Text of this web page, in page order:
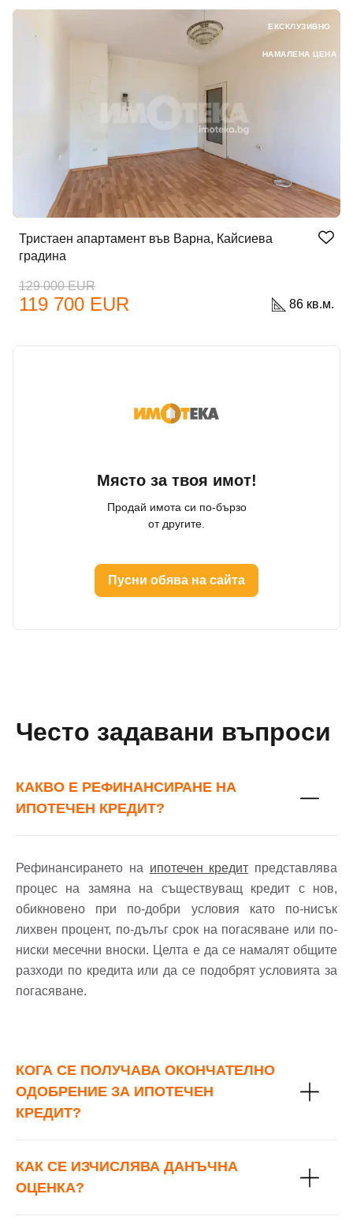
Тристаен апартамент във Варна, Кайсиева
градина
129 000 EUR
119 700 EUR 86 кв.м.
ЕКСКЛУЗИВНО
НАМАЛЕНА ЦЕНА
Място за твоя имот!
Продай имота си по-бързо
от другите.
Пусни обява на сайта
Често задавани въпроси
КАКВО Е РЕФИНАНСИРАНЕ НА
ИПОТЕЧЕН КРЕДИТ?
Рефинансирането на ипотечен кредит представлява
процес на замяна на съществуващ кредит с нов,
обикновено при по-добри условия като по-нисък
лихвен процент, по-дълъг срок на погасяване или по-
ниски месечни вноски. Целта е да се намалят общите
разходи по кредита или да се подобрят условията за
погасяване.
КОГА СЕ ПОЛУЧАВА ОКОНЧАТЕЛНО
ОДОБРЕНИЕ ЗА ИПОТЕЧЕН
КРЕДИТ?
КАК СЕ ИЗЧИСЛЯВА ДАНЪЧНА
ОЦЕНКА?